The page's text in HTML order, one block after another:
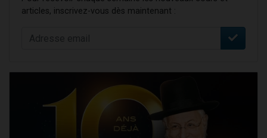
articles, inscrivez-vous dès maintenant :